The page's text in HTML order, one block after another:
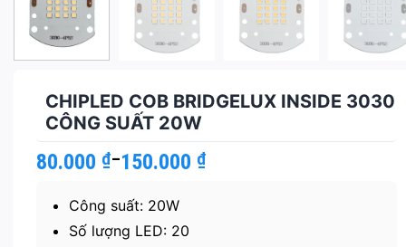
CHIPLED COB BRIDGELUX INSIDE 3030
CÔNG SUẤT 20W
80.000 ₫–150.000 ₫
Khoảng
giá:
80.000 ₫
150.000 ₫
Công suất: 20W
Số lượng LED: 20